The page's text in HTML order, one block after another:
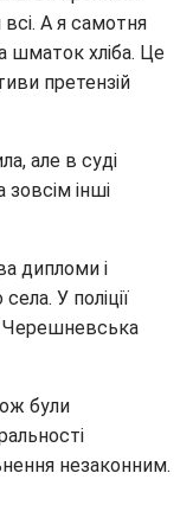
А я самотня
шматок хліба. Це
претензій
але в суді
зовсім інші
дипломи і
У поліції
Черешневська
були
незаконним.